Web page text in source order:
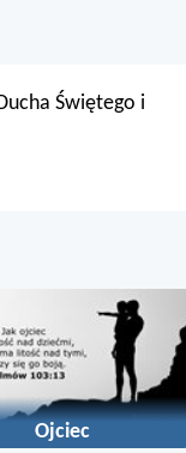
Świętego i
Ojciec